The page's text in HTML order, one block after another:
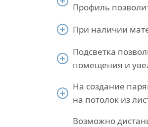
Профиль
При наличии
Подсветка
помещения и
На создание
на потолок из
Возможно